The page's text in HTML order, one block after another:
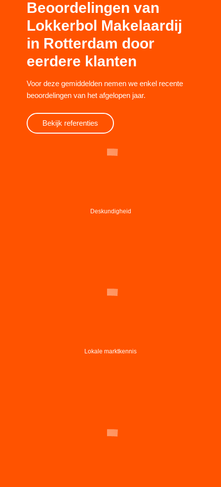
Beoordelingen van
Lokkerbol Makelaardij
in Rotterdam door
eerdere klanten
Voor deze gemiddelden nemen we enkel recente
beoordelingen van het afgelopen jaar.
Bekijk referenties
Deskundigheid
Lokale marktkennis